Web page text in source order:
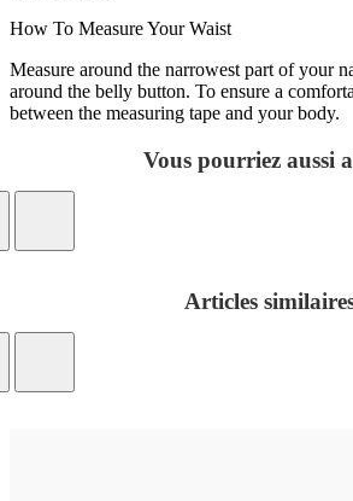
How To Measure Your Waist
Measure around the narrowest part of your
around the belly button. To ensure a
between the measuring tape and your body.
Vous pourriez aussi
Articles